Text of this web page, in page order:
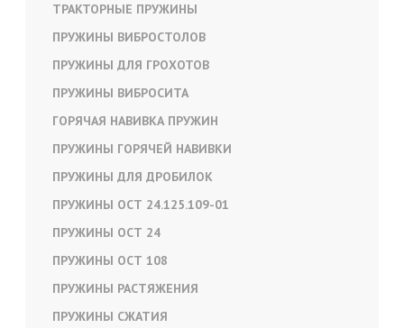
ТРАКТОРНЫЕ ПРУЖИНЫ
ПРУЖИНЫ ВИБРОСТОЛОВ
ПРУЖИНЫ ДЛЯ ГРОХОТОВ
ПРУЖИНЫ ВИБРОСИТА
ГОРЯЧАЯ НАВИВКА ПРУЖИН
ПРУЖИНЫ ГОРЯЧЕЙ НАВИВКИ
ПРУЖИНЫ ДЛЯ ДРОБИЛОК
ПРУЖИНЫ ОСТ 24.125.109-01
ПРУЖИНЫ ОСТ 24
ПРУЖИНЫ ОСТ 108
ПРУЖИНЫ РАСТЯЖЕНИЯ
ПРУЖИНЫ СЖАТИЯ